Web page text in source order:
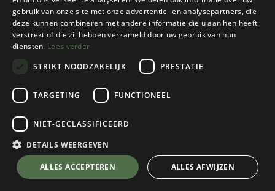
Falke
SK2 SKIKOUSEN KINDEREN
1 color(s) available
€20,00
Falke
6 color(s) available
gebruik van onze site met onze advertentie- en analysepartners, die
deze kunnen combineren met andere informatie die u aan hen heeft
verstrekt of die zij hebben verzameld door uw gebruik van hun
diensten. Lees verder
STRIKT NOODZAKELIJK
PRESTATIE
TARGETING FUNCTIONEEL
NIET-GECLASSIFICEERD
DETAILS WEERGEVEN
ALLES ACCEPTEREN ALLES AFWIJZEN